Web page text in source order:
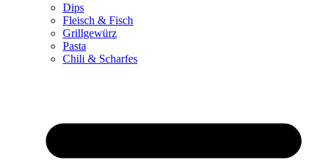
Dips
Fleisch & Fisch
Grillgewürz
Pasta
Chili & Scharfes